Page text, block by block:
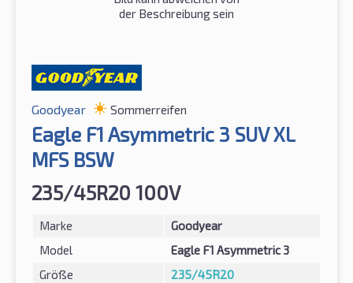
der Beschreibung sein
Goodyear Sommerreifen
Eagle F1 Asymmetric 3 SUV XL
MFS BSW
235/45R20 100V
Marke
Goodyear
Model
Eagle F1 Asymmetric 3
Größe
235/45R20